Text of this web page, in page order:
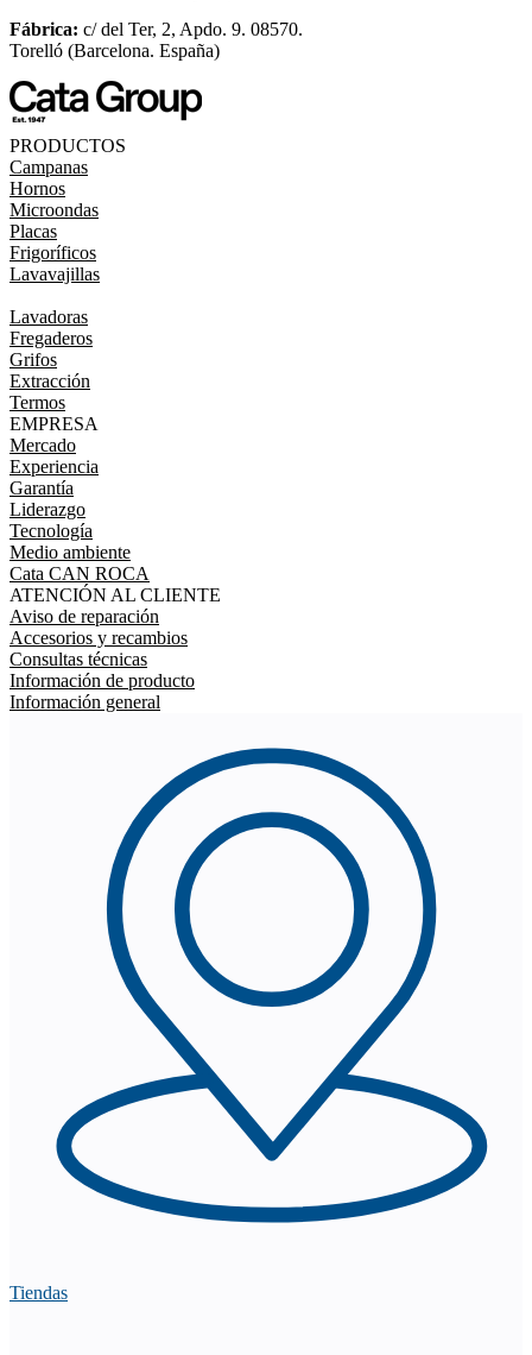
Fábrica: c/ del Ter, 2, Apdo. 9. 08570.
Torelló (Barcelona. España)
PRODUCTOS
Campanas
Hornos
Microondas
Placas
Frigoríficos
Lavavajillas
Lavadoras
Fregaderos
Grifos
Extracción
Termos
EMPRESA
Mercado
Experiencia
Garantía
Liderazgo
Tecnología
Medio ambiente
Cata CAN ROCA
ATENCIÓN AL CLIENTE
Aviso de reparación
Accesorios y recambios
Consultas técnicas
Información de producto
Información general
Tiendas